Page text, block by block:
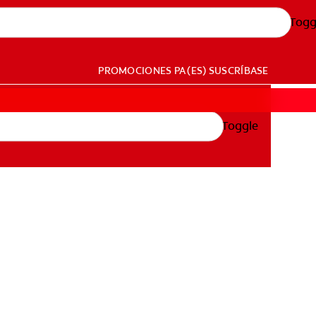
PROMOCIONES PA (ES) SUSCRÍBASE
Toggle